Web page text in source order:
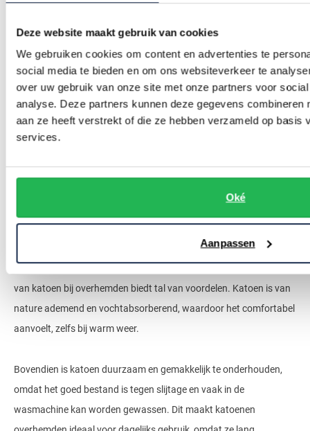
Deze website maakt gebruik van cookies
We gebruiken cookies om content en advertenties te
social media te bieden en om ons websiteverkeer te
over uw gebruik van onze site met onze partners voor
analyse. Deze partners kunnen deze gegevens combineren
aan ze heeft verstrekt of die ze hebben verzameld op basis
services.
Oké
Aanpassen
Kies voor een meer ingetogen kleurenpalet of ga juist voor
opvallende contrasten om een dynamische look te creëren die
De materialen en pasvormen van
De overhemden van BOSS zijn gemaakt van hoogwaardig
van katoen bij overhemden biedt tal van voordelen. Katoen is van
nature ademend en vochtabsorberend, waardoor het comfortabel
aanvoelt, zelfs bij warm weer.
Bovendien is katoen duurzaam en gemakkelijk te onderhouden,
omdat het goed bestand is tegen slijtage en vaak in de
wasmachine kan worden gewassen. Dit maakt katoenen